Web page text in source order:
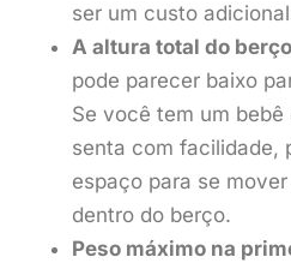
ser um custo
A altura total do
pode parecer baixo
Se você tem um
senta com facilidade,
espaço para se
dentro do berço.
Peso máximo na